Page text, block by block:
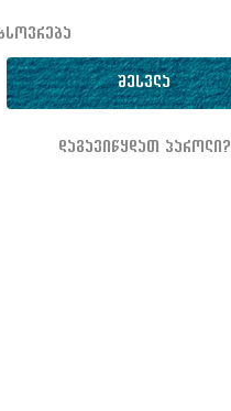
დაგავიწყდათ პაროლი?